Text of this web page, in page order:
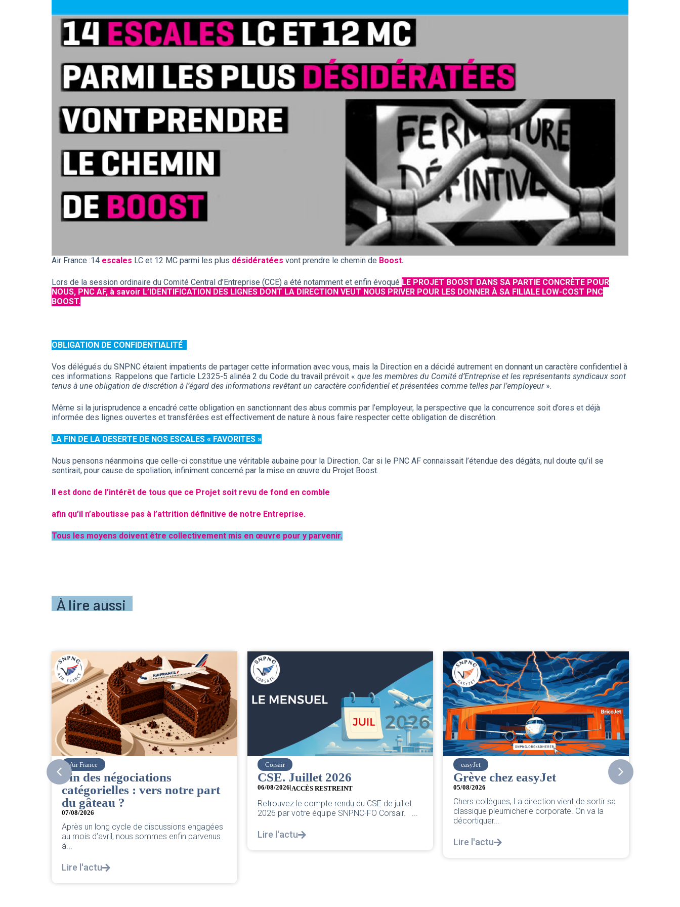
Air France :14 escales LC et 12 MC parmi les plus désidératées vont prendre le chemin de Boost.
Lors de la session ordinaire du Comité Central d’Entreprise (CCE) a été notamment et enfin évoqué LE PROJET BOOST DANS SA PARTIE CONCRÈTE POUR
NOUS, PNC AF, à savoir L’IDENTIFICATION DES LIGNES DONT LA DIRECTION VEUT NOUS PRIVER POUR LES DONNER À SA FILIALE LOW-COST PNC
BOOST.
OBLIGATION DE CONFIDENTIALITÉ
Vos délégués du SNPNC étaient impatients de partager cette information avec vous, mais la Direction en a décidé autrement en donnant un caractère confidentiel à
ces informations. Rappelons que l’article L2325-5 alinéa 2 du Code du travail prévoit « que les membres du Comité d’Entreprise et les représentants syndicaux sont
tenus à une obligation de discrétion à l’égard des informations revêtant un caractère confidentiel et présentées comme telles par l’employeur».
Même si la jurisprudence a encadré cette obligation en sanctionnant des abus commis par l’employeur, la perspective que la concurrence soit d’ores et déjà
informée des lignes ouvertes et transférées est effectivement de nature à nous faire respecter cette obligation de discrétion.
LA FIN DE LA DESERTE DE NOS ESCALES « FAVORITES »
Nous pensons néanmoins que celle-ci constitue une véritable aubaine pour la Direction. Car si le PNC AF connaissait l’étendue des dégâts, nul doute qu’il se
sentirait, pour cause de spoliation, infiniment concerné par la mise en œuvre du Projet Boost.
Il est donc de l’intérêt de tous que ce Projet soit revu de fond en comble
afin qu’il n’aboutisse pas à l’attrition définitive de notre Entreprise.
Tous les moyens doivent être collectivement mis en œuvre pour y parvenir.
À lire aussi
Corsair
CSE. Juillet 2026
06/08/2026|ACCÈS RESTREINT
Retrouvez le compte rendu du CSE de juillet
Lire l'actu
Grève chez easyJet
05/08/2026
Chers collègues, La direction vient de sortir sa
classique pleurnicherie corporate. On va la
décortiquer...
Lire l'actu
SNPNC
CER/CRPN : L’intersyndicale
PNC/Pilotes unie exige une
réponse législative
04/08/2026
réponse législative Courrier Intersyndical : Lire